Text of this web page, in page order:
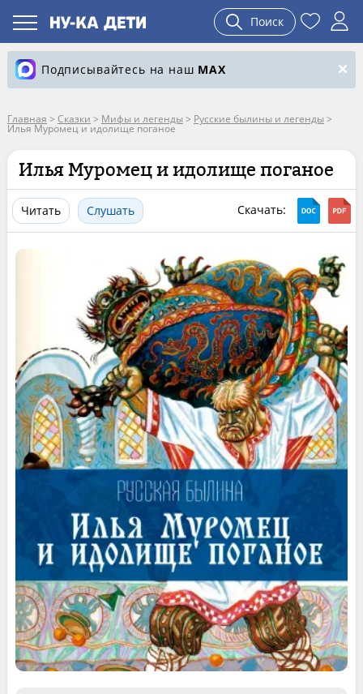
Поиск
Подписывайтесь на наш MAX
Главная > Сказки > Мифы и легенды > Русские былины и легенды >
Илья Муромец и идолище поганое
Илья Муромец и идолище поганое
Читать Слушать Скачать: